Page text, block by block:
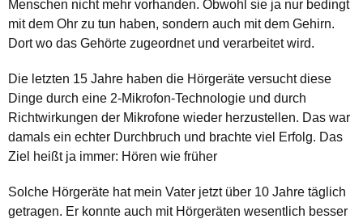
Menschen nicht mehr vorhanden. Obwohl sie ja nur bedingt
mit dem Ohr zu tun haben, sondern auch mit dem Gehirn.
Dort wo das Gehörte zugeordnet und verarbeitet wird.
Die letzten 15 Jahre haben die Hörgeräte versucht diese
Dinge durch eine 2-Mikrofon-Technologie und durch
Richtwirkungen der Mikrofone wieder herzustellen. Das war
damals ein echter Durchbruch und brachte viel Erfolg. Das
Ziel heißt ja immer: Hören wie früher
Solche Hörgeräte hat mein Vater jetzt über 10 Jahre täglich
getragen. Er konnte auch mit Hörgeräten wesentlich besser